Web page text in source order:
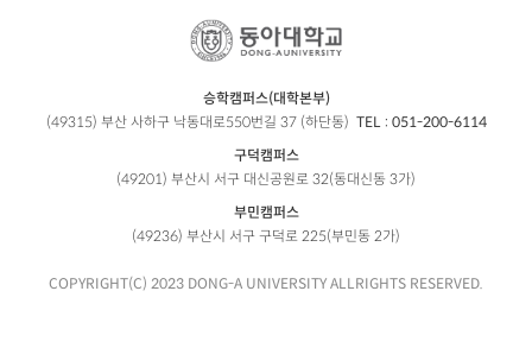
승학캠퍼스(대학본부)
(49315) 부산 사하구 낙동대로550번길 37 (하단동) TEL : 051-200-6114
구덕캠퍼스
(49201) 부산시 서구 대신공원로 32(동대신동 3가)
부민캠퍼스
(49236) 부산시 서구 구덕로 225(부민동 2가)
COPYRIGHT(C) 2023 DONG-A UNIVERSITY ALLRIGHTS RESERVED.